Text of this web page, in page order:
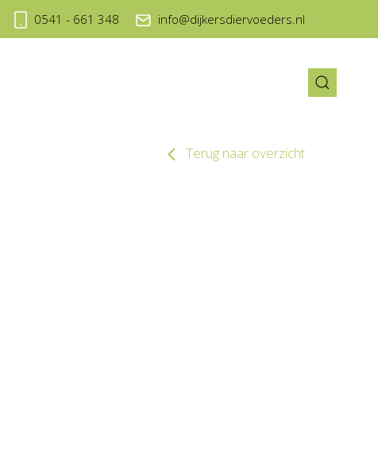
0541 - 661 348 info@dijkersdiervoeders.nl
Terug naar overzicht